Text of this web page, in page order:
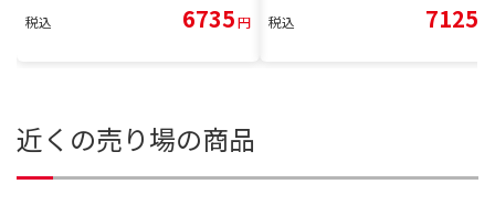
税込 6735円 税込 7125
近くの売り場の商品